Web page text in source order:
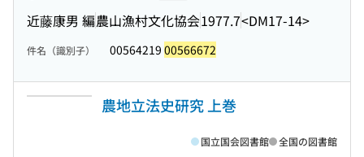
近藤康男 編農山漁村文化協会1977.7<DM17-14>
件名（識別子） 00564219 00566672
農地立法史研究 上巻
国立国会図書館 全国の図書館